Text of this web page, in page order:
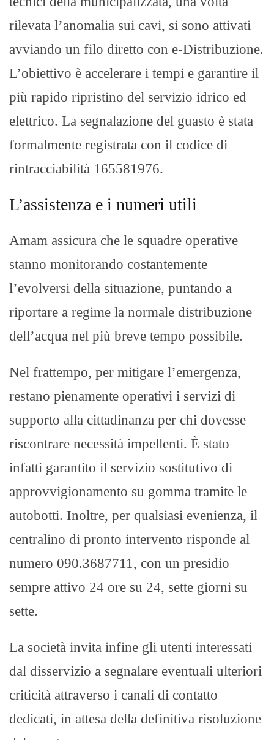
rilevata l’anomalia sui cavi, si sono attivati
avviando un filo diretto con e-Distribuzione.
L’obiettivo è accelerare i tempi e garantire il
più rapido ripristino del servizio idrico ed
elettrico. La segnalazione del guasto è stata
formalmente registrata con il codice di
rintracciabilità 165581976.
L’assistenza e i numeri utili
Amam assicura che le squadre operative
stanno monitorando costantemente
l’evolversi della situazione, puntando a
riportare a regime la normale distribuzione
dell’acqua nel più breve tempo possibile.
Nel frattempo, per mitigare l’emergenza,
restano pienamente operativi i servizi di
supporto alla cittadinanza per chi dovesse
riscontrare necessità impellenti. È stato
infatti garantito il servizio sostitutivo di
approvvigionamento su gomma tramite le
autobotti. Inoltre, per qualsiasi evenienza, il
centralino di pronto intervento risponde al
numero 090.3687711, con un presidio
sempre attivo 24 ore su 24, sette giorni su
sette.
La società invita infine gli utenti interessati
dal disservizio a segnalare eventuali ulteriori
criticità attraverso i canali di contatto
dedicati, in attesa della definitiva risoluzione